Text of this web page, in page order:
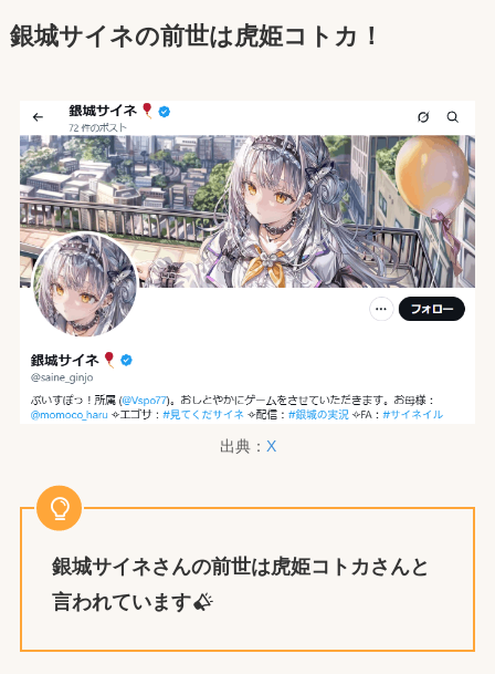
銀城サイネの前世は虎姫コトカ ！
出典： X
銀城サイネさんの前世は虎姫コトカ さんと
言われています